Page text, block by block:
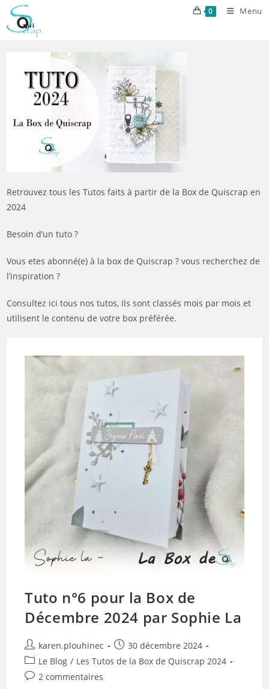
Skip
content
0 Menu
Retrouvez tous les Tutos faits à partir de la Box de Quiscrap en
2024
Besoin d’un tuto ?
Vous etes abonné(e) à la box de Quiscrap ? vous recherchez de
l’inspiration ?
Consultez ici tous nos tutos, Ils sont classés mois par mois et
utilisent le contenu de votre box préférée.
Tuto n°6 pour la Box de
Décembre 2024 par Sophie La
Auteur/autrice
de
la
publication :
karen.plouhinec
Publication
publiée :
30 décembre 2024
Post
category:
Le Blog / Les Tutos de la Box de Quiscrap 2024
Commentaires
2 commentaires